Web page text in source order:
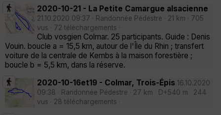
2020-10-21 - La Petite Camargue alsacienne
21.10.2020 09:37 · Randonnée Pédestre · 21 km · 705
vus · 72 téléchargements ·
Club vosgien Colmar. 25 participants. Guide : Denis
Vouin. boucle a = 15,5 km, autour de l'Île du Rhin ; transfert
voiture de la centrale de Kembs à la maison forestière ;
boucle b = 5,5 km, dans la réserve.
2020-10-16et19 - Colmar, Trois-Épis 16.10.2020
09:38 · Randonnée Pédestre · 27 km · D+540 m · 244
vus · 28 téléchargements ·